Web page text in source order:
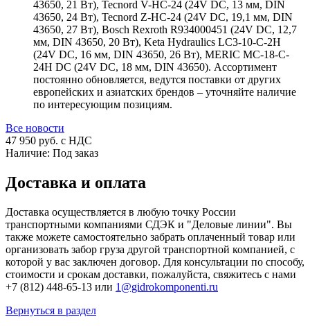
43650, 21 Вт), Tecnord V-HC-24 (24V DC, 13 мм, DIN
43650, 24 Вт), Tecnord Z-HC-24 (24V DC, 19,1 мм, DIN
43650, 27 Вт), Bosch Rexroth R934000451 (24V DC, 12,7
мм, DIN 43650, 20 Вт), Keta Hydraulics LC3-10-C-2H
(24V DC, 16 мм, DIN 43650, 26 Вт), MERIC MC-18-C-
24H DC (24V DC, 18 мм, DIN 43650). Ассортимент
постоянно обновляется, ведутся поставки от других
европейских и азиатских брендов – уточняйте наличие
по интересующим позициям.
Все новости
47 950 руб. с НДС
Наличие: Под заказ
Доставка и оплата
Доставка осуществляется в любую точку России
транспортными компаниями СДЭК и "Деловые линии". Вы
также можете самостоятельно забрать оплаченный товар или
организовать забор груза другой транспортной компанией, с
которой у вас заключен договор. Для консультации по способу,
стоимости и срокам доставки, пожалуйста, свяжитесь с нами
+7 (812) 448-65-13 или 1@gidrokomponenti.ru
Вернуться в раздел